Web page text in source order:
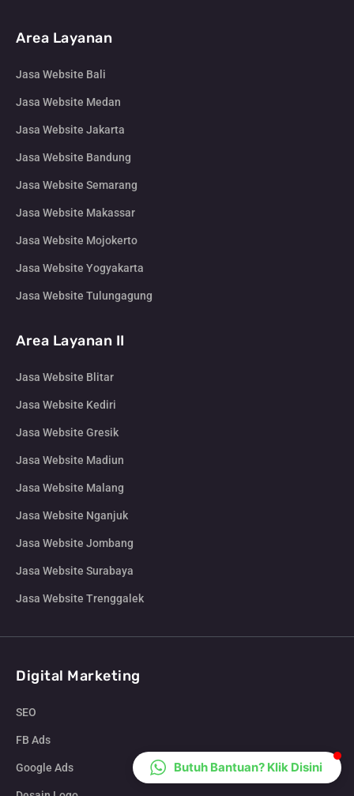
Butuh Bantuan? Klik Disini
Area Layanan
Jasa Website Bali
Jasa Website Medan
Jasa Website Jakarta
Jasa Website Bandung
Jasa Website Semarang
Jasa Website Makassar
Jasa Website Mojokerto
Jasa Website Yogyakarta
Jasa Website Tulungagung
Area Layanan II
Jasa Website Blitar
Jasa Website Kediri
Jasa Website Gresik
Jasa Website Madiun
Jasa Website Malang
Jasa Website Nganjuk
Jasa Website Jombang
Jasa Website Surabaya
Jasa Website Trenggalek
Digital Marketing
SEO
FB Ads
Google Ads